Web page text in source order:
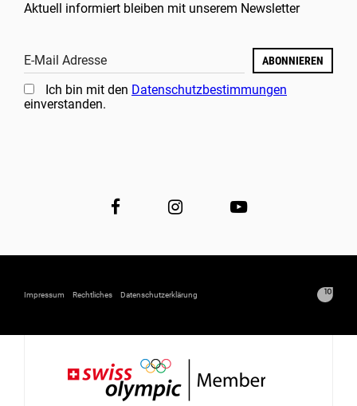
Aktuell informiert bleiben mit unserem Newsletter
E-Mail Adresse ABONNIEREN
Ich bin mit den Datenschutzbestimmungen
einverstanden.
Impressum Rechtliches Datenschutzerklärung